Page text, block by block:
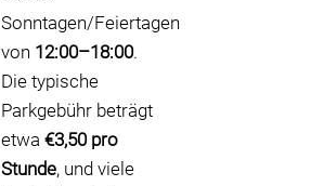
Sonntagen/Feiertagen
von 12:00–18:00.
Die typische
Parkgebühr beträgt
etwa €3,50 pro
Stunde, und viele